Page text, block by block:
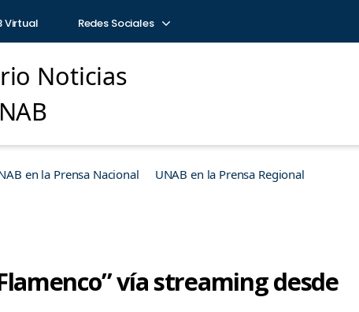
Virtual Redes Sociales
Noticias
en la Prensa Nacional UNAB en la Prensa Regional
vía streaming desde